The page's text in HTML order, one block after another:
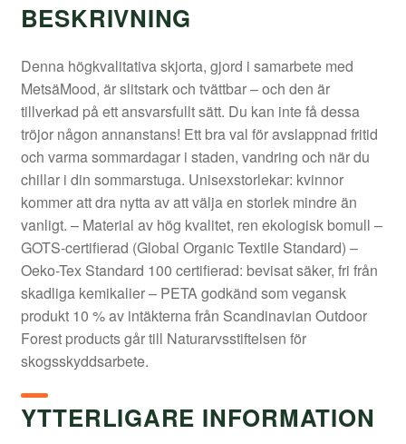
BESKRIVNING
Denna högkvalitativa skjorta, gjord i samarbete med
MetsäMood, är slitstark och tvättbar – och den är
tillverkad på ett ansvarsfullt sätt. Du kan inte få dessa
tröjor någon annanstans! Ett bra val för avslappnad fritid
och varma sommardagar i staden, vandring och när du
chillar i din sommarstuga. Unisexstorlekar: kvinnor
kommer att dra nytta av att välja en storlek mindre än
vanligt. – Material av hög kvalitet, ren ekologisk bomull –
GOTS-certifierad (Global Organic Textile Standard) –
Oeko-Tex Standard 100 certifierad: bevisat säker, fri från
skadliga kemikalier – PETA godkänd som vegansk
produkt 10 % av intäkterna från Scandinavian Outdoor
Forest products går till Naturarvsstiftelsen för
skogsskyddsarbete.
YTTERLIGARE INFORMATION